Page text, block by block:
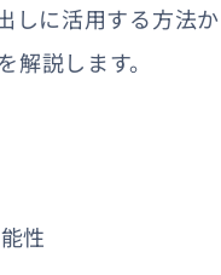
しに活用する方法か
説します。
性